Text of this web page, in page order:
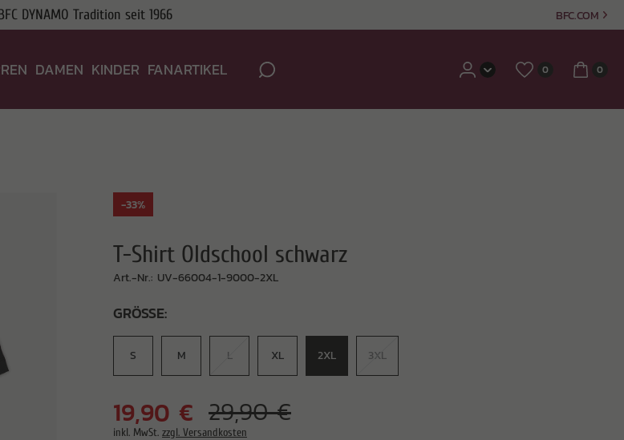
DYNAMO Tradition seit 1966 BFC.COM
DAMEN KINDER FANARTIKEL 0 0
-33%
T-Shirt Oldschool schwarz
Art.-Nr.: UV-66004-1-9000-2XL
GRÖSSE:
S M L XL 2XL 3XL
19,90 € 29,90 €
inkl. MwSt. zzgl. Versandkosten